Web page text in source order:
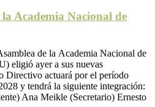
Academia Nacional de
de la Academia Nacional de
eligió ayer a sus nuevas
Directivo actuará por el período
y tendrá la siguiente integración:
Ana Meikle (Secretario) Ernesto